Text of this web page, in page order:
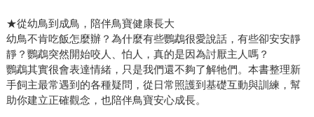
★從幼鳥到成鳥，陪伴鳥寶健康長大
幼鳥不肯吃飯怎麼辦？為什麼有些鸚鵡很愛說話，有些卻安安靜
靜？鸚鵡突然開始咬人、怕人，真的是因為討厭主人嗎？
鸚鵡其實很會表達情緒，只是我們還不夠了解牠們。本書整理新
手飼主最常遇到的各種疑問，從日常照護到基礎互動與訓練，幫
助你建立正確觀念，也陪伴鳥寶安心成長。